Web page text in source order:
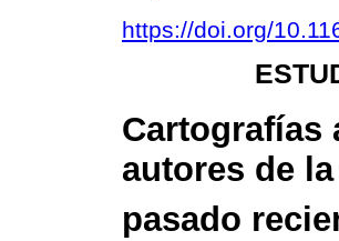
https://doi.org/
Cartografías
autores de
pasado